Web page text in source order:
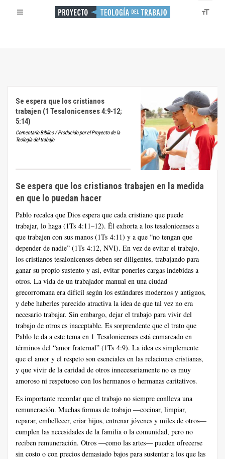
Se espera que los cristianos
trabajen (1 Tesalonicenses 4:9-12;
5:14)
Comentario Bíblico / Producido por el Proyecto de la
Teología del trabajo
Se espera que los cristianos trabajen en la medida
en que lo puedan hacer
Pablo recalca que Dios espera que cada cristiano que puede
trabajar, lo haga (1Ts 4:11–12). Él exhorta a los tesalonicenses a
que trabajen con sus manos (1Ts 4:11) y a que “no tengan que
depender de nadie” (1Ts 4:12, NVI). En vez de evitar el trabajo,
los cristianos tesalonicenses deben ser diligentes, trabajando para
ganar su propio sustento y así, evitar ponerles cargas indebidas a
otros. La vida de un trabajador manual en una ciudad
grecorromana era difícil según los estándares modernos y antiguos,
y debe haberles parecido atractiva la idea de que tal vez no era
necesario trabajar. Sin embargo, dejar el trabajo para vivir del
trabajo de otros es inaceptable. Es sorprendente que el trato que
Pablo le da a este tema en 1 Tesalonicenses está enmarcado en
términos del “amor fraternal” (1Ts 4:9). La idea es simplemente
que el amor y el respeto son esenciales en las relaciones cristianas,
y que vivir de la caridad de otros innecesariamente no es muy
amoroso ni respetuoso con los hermanos o hermanas caritativos.
Es importante recordar que el trabajo no siempre conlleva una
remuneración. Muchas formas de trabajo —cocinar, limpiar,
reparar, embellecer, criar hijos, entrenar jóvenes y miles de otros—
cumplen las necesidades de la familia o la comunidad, pero no
reciben remuneración. Otros —como las artes— pueden ofrecerse
sin costo o con precios demasiado bajos para sustentar a los que las